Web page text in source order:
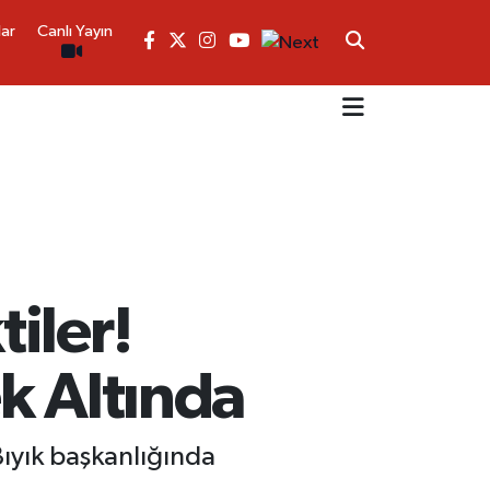
Canlı Yayın
Altında
başkanlığında